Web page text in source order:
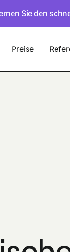
Sie den
Preise